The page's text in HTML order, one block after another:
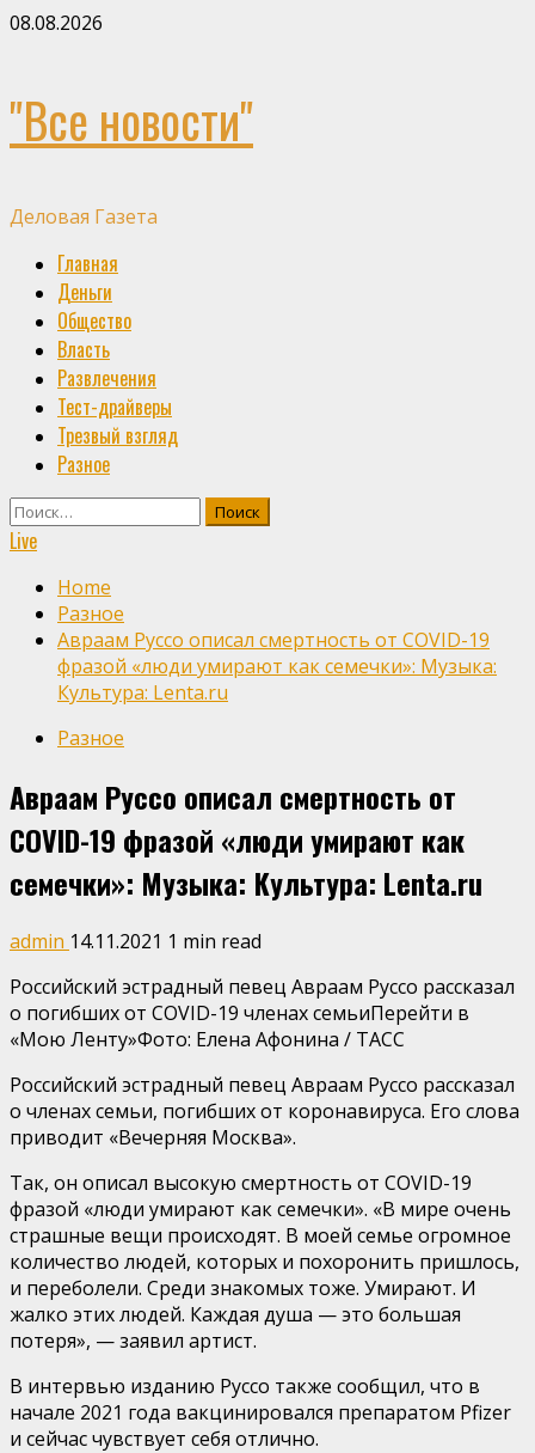
Skip
08.08.2026
"Все новости"
Деловая Газета
Primary
Menu
Главная
Деньги
Общество
Власть
Развлечения
Тест-драйверы
Трезвый взгляд
Разное
Найти:
Live
Home
Разное
Авраам Руссо описал смертность от COVID-19
фразой «люди умирают как семечки»: Музыка:
Культура: Lenta.ru
Разное
Авраам Руссо описал смертность от
COVID-19 фразой «люди умирают как
семечки»: Музыка: Культура: Lenta.ru
admin 14.11.2021 1 min read
Российский эстрадный певец Авраам Руссо рассказал
о погибших от COVID-19 членах семьиПерейти в
«Мою Ленту»Фото: Елена Афонина / ТАСС
Российский эстрадный певец Авраам Руссо рассказал
о членах семьи, погибших от коронавируса. Его слова
приводит «Вечерняя Москва».
Так, он описал высокую смертность от COVID-19
фразой «люди умирают как семечки». «В мире очень
страшные вещи происходят. В моей семье огромное
количество людей, которых и похоронить пришлось,
и переболели. Среди знакомых тоже. Умирают. И
жалко этих людей. Каждая душа — это большая
потеря», — заявил артист.
В интервью изданию Руссо также сообщил, что в
начале 2021 года вакцинировался препаратом Pfizer
и сейчас чувствует себя отлично.